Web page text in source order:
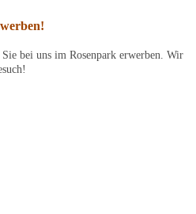
bei uns im Rosenpark erwerben. Wir